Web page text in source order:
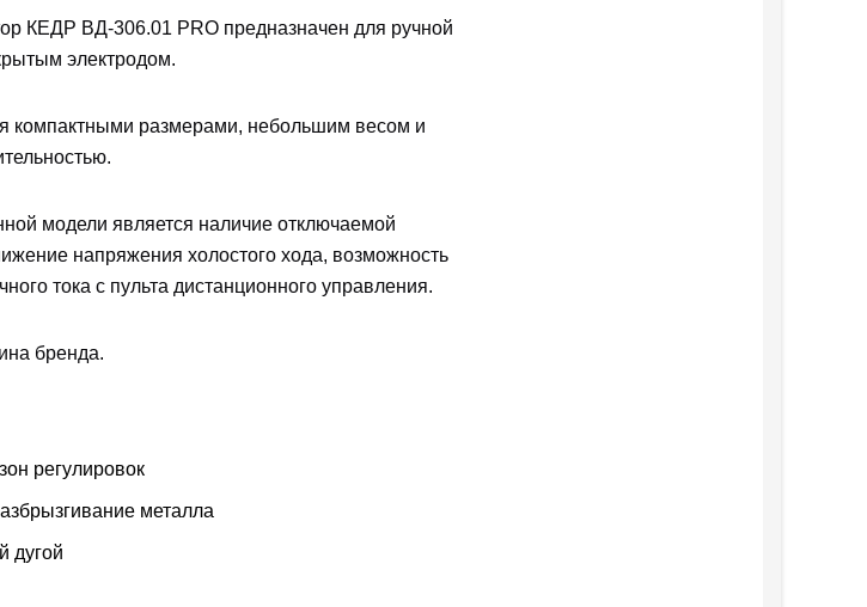
КЕДР ВД-306.01 PRO предназначен для ручной
электродом.
компактными размерами, небольшим весом и
модели является наличие отключаемой
напряжения холостого хода, возможность
тока с пульта дистанционного управления.
бренда.
регулировок
металла
дугой